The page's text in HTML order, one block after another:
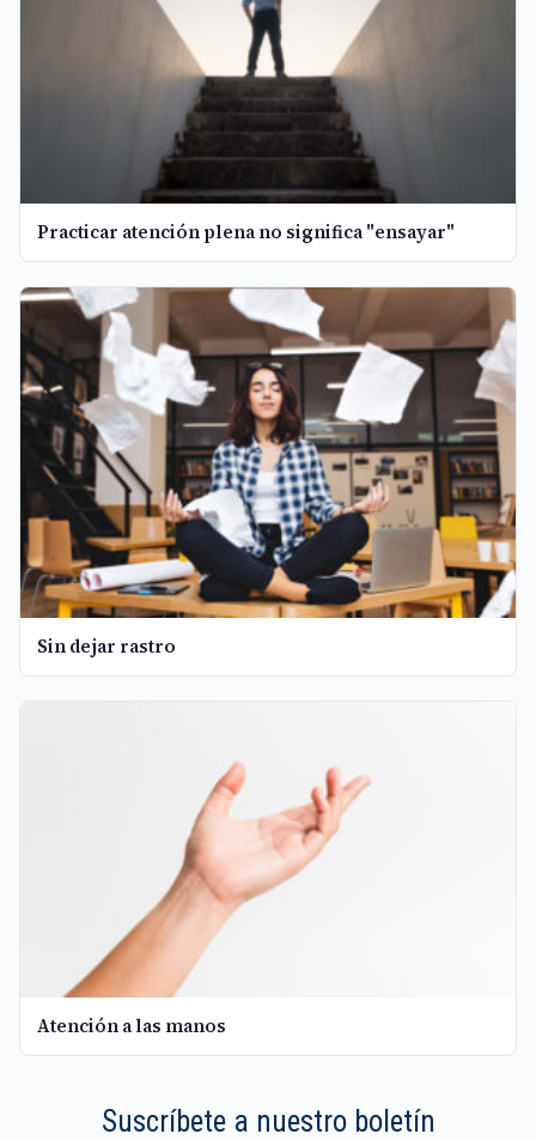
Practicar atención plena no significa "ensayar"
Sin dejar rastro
Atención a las manos
Suscríbete a nuestro boletín